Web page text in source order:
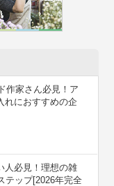
作家さん必見！ア
れにおすすめの企
人必見！理想の雑
テップ[2026年完全